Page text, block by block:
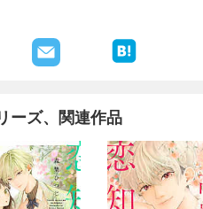
ーズ、関連作品